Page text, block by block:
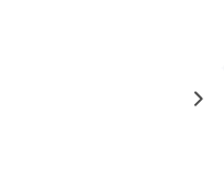
to